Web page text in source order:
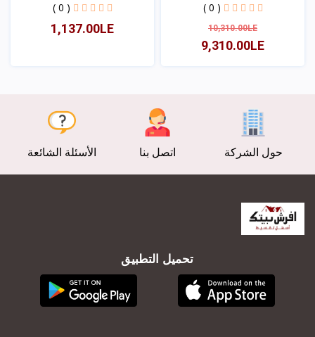
( 0 )
10,310.00LE
9,310.00LE
( 0 )
1,137.00LE
حول الشركة اتصل بنا الأسئلة الشائعة
تحميل التطبيق